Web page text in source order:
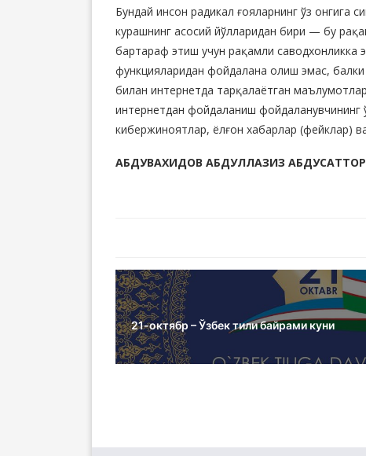
Бундай инсон радикал ғояларнинг ўз онгига
курашнинг асосий йўлларидан бири — бу
бартараф этиш учун рақамли саводхонликка
функцияларидан фойдалана олиш эмас,
билан интернетда тарқалаётган
интернетдан фойдаланиш фойдаланувчининг
кибержиноятлар, ёлғон хабарлар (фейклар)
АБДУВАХИДОВ АБДУЛЛАЗИЗ
21-октябр – Ўзбек тили байрами куни